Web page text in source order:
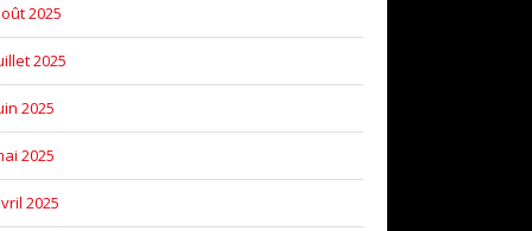
2025
2025
2025
2025
2025